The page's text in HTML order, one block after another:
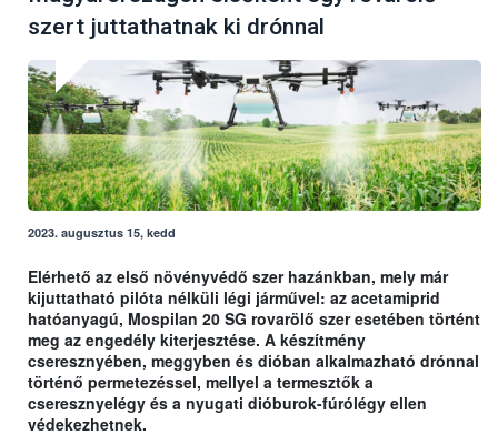
szert juttathatnak ki drónnal
2023. augusztus 15, kedd
Elérhető az első növényvédő szer hazánkban, mely már
kijuttatható pilóta nélküli légi járművel: az acetamiprid
hatóanyagú, Mospilan 20 SG rovarölő szer esetében történt
meg az engedély kiterjesztése. A készítmény
cseresznyében, meggyben és dióban alkalmazható drónnal
történő permetezéssel, mellyel a termesztők a
cseresznyelégy és a nyugati dióburok-fúrólégy ellen
védekezhetnek.